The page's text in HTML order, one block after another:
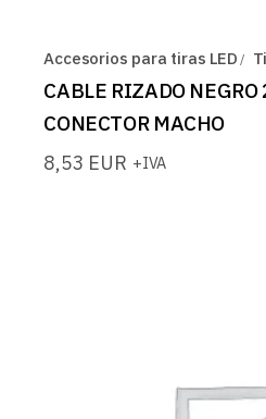
Accesorios para tiras LED
CABLE RIZADO NEGRO
CONECTOR MACHO
8,53 EUR +IVA